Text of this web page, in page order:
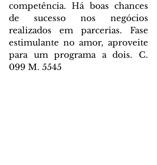
competência. Há boas chances
de sucesso nos negócios
realizados em parcerias. Fase
estimulante no amor, aproveite
para um programa a dois. C.
099 M. 5545